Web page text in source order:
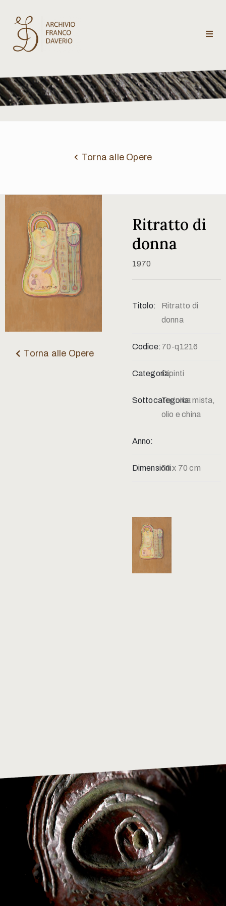
Archivio
Franco
Daverio
critici
Contatti
Torna alle Opere
Torna alle Opere
Ritratto di
donna
1970
Titolo:
Ritratto di
donna
Codice:70-q1216
Categoria:Dipinti
Sottocategoria:
Tecnica mista,
olio e china
Anno:
Dimensioni:50 x 70 cm